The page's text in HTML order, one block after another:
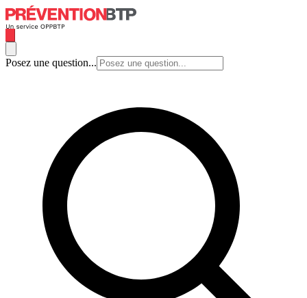
Posez une question...